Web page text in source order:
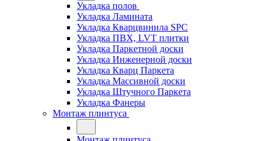
Укладка полов
Укладка Ламината
Укладка Кварцвинила SPC
Укладка ПВХ, LVT плитки
Укладка Паркетной доски
Укладка Инженерной доски
Укладка Кварц Паркета
Укладка Массивной доски
Укладка Штучного Паркета
Укладка Фанеры
Монтаж плинтуса